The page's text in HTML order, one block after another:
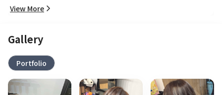
View More
Gallery
Portfolio